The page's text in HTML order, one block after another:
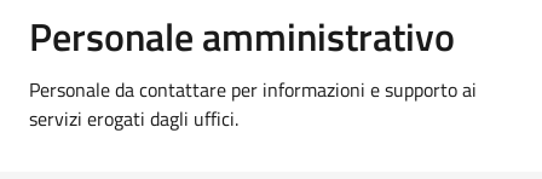
Personale amministrativo
Personale da contattare per informazioni e supporto ai
servizi erogati dagli uffici.